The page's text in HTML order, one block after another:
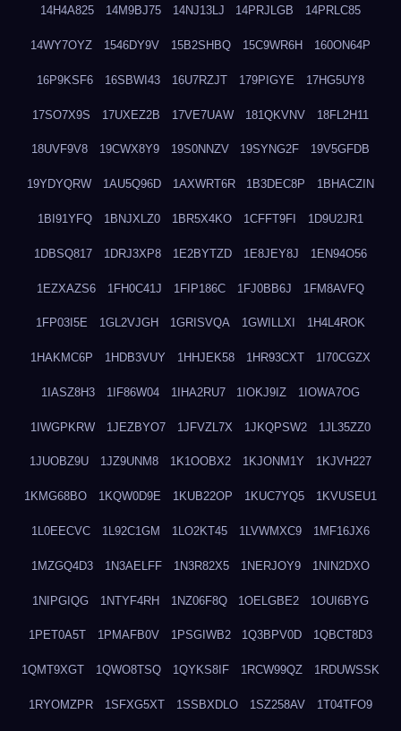
14H4A825 14M9BJ75 14NJ13LJ 14PRJLGB 14PRLC85
14WY7OYZ 1546DY9V 15B2SHBQ 15C9WR6H 160ON64P
16P9KSF6 16SBWI43 16U7RZJT 179PIGYE 17HG5UY8
17SO7X9S 17UXEZ2B 17VE7UAW 181QKVNV 18FL2H11
18UVF9V8 19CWX8Y9 19S0NNZV 19SYNG2F 19V5GFDB
19YDYQRW 1AU5Q96D 1AXWRT6R 1B3DEC8P 1BHACZIN
1BI91YFQ 1BNJXLZ0 1BR5X4KO 1CFFT9FI 1D9U2JR1
1DBSQ817 1DRJ3XP8 1E2BYTZD 1E8JEY8J 1EN94O56
1EZXAZS6 1FH0C41J 1FIP186C 1FJ0BB6J 1FM8AVFQ
1FP03I5E 1GL2VJGH 1GRISVQA 1GWILLXI 1H4L4ROK
1HAKMC6P 1HDB3VUY 1HHJEK58 1HR93CXT 1I70CGZX
1IASZ8H3 1IF86W04 1IHA2RU7 1IOKJ9IZ 1IOWA7OG
1IWGPKRW 1JEZBYO7 1JFVZL7X 1JKQPSW2 1JL35ZZ0
1JUOBZ9U 1JZ9UNM8 1K1OOBX2 1KJONM1Y 1KJVH227
1KMG68BO 1KQW0D9E 1KUB22OP 1KUC7YQ5 1KVUSEU1
1L0EECVC 1L92C1GM 1LO2KT45 1LVWMXC9 1MF16JX6
1MZGQ4D3 1N3AELFF 1N3R82X5 1NERJOY9 1NIN2DXO
1NIPGIQG 1NTYF4RH 1NZ06F8Q 1OELGBE2 1OUI6BYG
1PET0A5T 1PMAFB0V 1PSGIWB2 1Q3BPV0D 1QBCT8D3
1QMT9XGT 1QWO8TSQ 1QYKS8IF 1RCW99QZ 1RDUWSSK
1RYOMZPR 1SFXG5XT 1SSBXDLO 1SZ258AV 1T04TFO9